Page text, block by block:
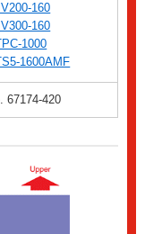
160
160
1000
1600AMF
67174-420